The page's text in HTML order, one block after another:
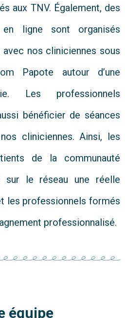
aux TNV. Également, des
en ligne sont organisés
nos cliniciennes sous
Papote autour d’une
Les professionnels
bénéficier de séances
cliniciennes. Ainsi, les
de la communauté
sur le réseau une réelle
les professionnels formés
professionnalisé.
équipe